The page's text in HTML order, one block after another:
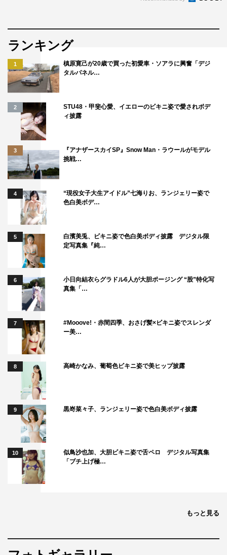
ランキング
1
槙原寛己が20歳で買った初愛車・ソアラに興奮「デジ
タルパネル…
2
STU48・甲斐心愛、イエローのビキニ姿で愛されボデ
ィ披露
3
『アナザースカイSP』Snow Man・ラウールがモデル
挑戦…
4
“現役女子大生アイドル”七海りお、ランジェリー姿で
色白美ボデ…
5
白濱美兎、ビキニ姿で色白美ボディ披露 デジタル限
定写真集『純…
6
小日向結衣らグラドル6人が大胆ポージング “股”特化写
真集「…
7
#Mooove!・赤間四季、おさげ髪×ビキニ姿でスレンダ
ー美…
8 高崎かなみ、葡萄色ビキニ姿で美ヒップ披露
9 黒嵜菜々子、ランジェリー姿で色白美ボディ披露
10
似鳥沙也加、大胆ビキニ姿で舌ペロ デジタル写真集
「ブチ上げ極…
もっと見る